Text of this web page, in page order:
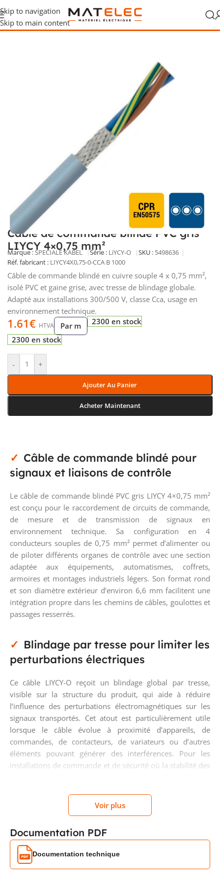
Skip to navigation
Skip to main content
gaines/Câbles de commande et sécurité/Câbles de commande
Câble de commande blindé PVC gris
LIYCY 4×0,75 mm²
Marque :SPECIALE KABEL Série : LiYCY-O SKU : 5498636
Réf. fabricant : LIYCY4X0,75-0-CCA B 1000
Câble de commande blindé en cuivre souple 4 x 0,75 mm²,
isolé PVC et gaine grise, avec tresse de blindage globale.
Adapté aux installations 300/500 V, classe Cca, usage en
environnement technique.
1.61€ HTVA Par m
2300 en stock
2300 en stock
- +
Ajouter Au Panier
Acheter Maintenant
Câble de commande blindé pour
signaux et liaisons de contrôle
Le câble de commande blindé PVC gris LIYCY 4×0,75 mm²
est conçu pour le raccordement de circuits de commande,
de mesure et de transmission de signaux en
environnement technique. Sa configuration en 4
conducteurs souples de 0,75 mm² permet d’alimenter ou
de piloter différents organes de contrôle avec une section
adaptée aux équipements, automatismes, coffrets,
armoires et montages industriels légers. Son format rond
et son diamètre extérieur d’environ 6,6 mm facilitent une
intégration propre dans les chemins de câbles, goulottes et
passages resserrés.
Blindage par tresse pour limiter les
perturbations électriques
Ce câble LIYCY-O reçoit un blindage global par tresse,
visible sur la structure du produit, qui aide à réduire
l’influence des perturbations électromagnétiques sur les
signaux transportés. Cet atout est particulièrement utile
lorsque le câble évolue à proximité d’appareils, de
commandes, de contacteurs, de variateurs ou d’autres
éléments pouvant générer des interférences. Pour les
installations de commande et de sécurité où la stabilité des
avantage de mise en œuvre.
Conducteurs souples en cuivre
pour un câblage plus pratique
Les 4 âmes en cuivre nu, de classe 5 souple, apportent une
Voir plus
Documentation PDF
Documentation technique